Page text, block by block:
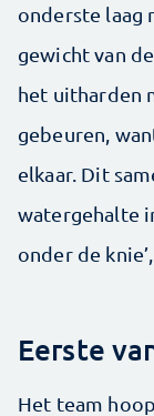
onderste laag
gewicht van
het uitharden
gebeuren,
elkaar. Dit
watergehalte
onder de
Eerste
Het team